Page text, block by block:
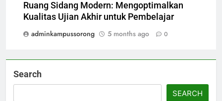
Ruang Sidang Modern: Mengoptimalkan
Kualitas Ujian Akhir untuk Pembelajar
adminkampussorong
5 months ago 0
Search
SEARCH